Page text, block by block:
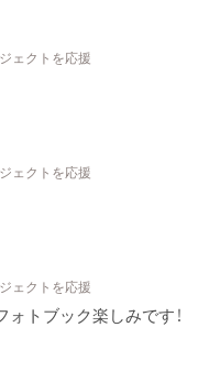
ェクトを応援
ェクトを応援
ェクトを応援
トブック楽しみです！